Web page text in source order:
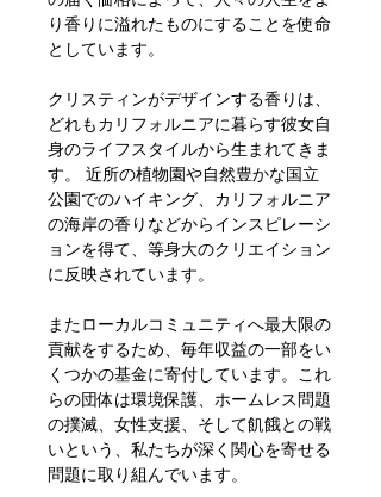
り香りに溢れたものにすることを使命
としています。
クリスティンがデザインする香りは、
どれもカリフォルニアに暮らす彼女自
身のライフスタイルから生まれてきま
す。 近所の植物園や自然豊かな国立
公園でのハイキング、カリフォルニア
の海岸の香りなどからインスピレーシ
ョンを得て、等身大のクリエイション
に反映されています。
またローカルコミュニティへ最大限の
貢献をするため、毎年収益の一部をい
くつかの基金に寄付しています。これ
らの団体は環境保護、ホームレス問題
の撲滅、女性支援、そして飢餓との戦
いという、私たちが深く関心を寄せる
問題に取り組んでいます。